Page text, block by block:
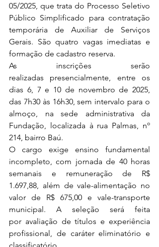
05/2025, que trata do Processo Seletivo
Público Simplificado para contratação
temporária de Auxiliar de Serviços
Gerais. São quatro vagas imediatas e
formação de cadastro reserva.
As inscrições serão
realizadas presencialmente, entre os
dias 6, 7 e 10 de novembro de 2025,
das 7h30 às 16h30, sem intervalo para o
almoço, na sede administrativa da
Fundação, localizada à rua Palmas, nº
214, bairro Baú.
O cargo exige ensino fundamental
incompleto, com jornada de 40 horas
semanais e remuneração de R$
1.697,88, além de vale-alimentação no
valor de R$ 675,00 e vale-transporte
municipal. A seleção será feita
por avaliação de títulos e experiência
profissional, de caráter eliminatório e